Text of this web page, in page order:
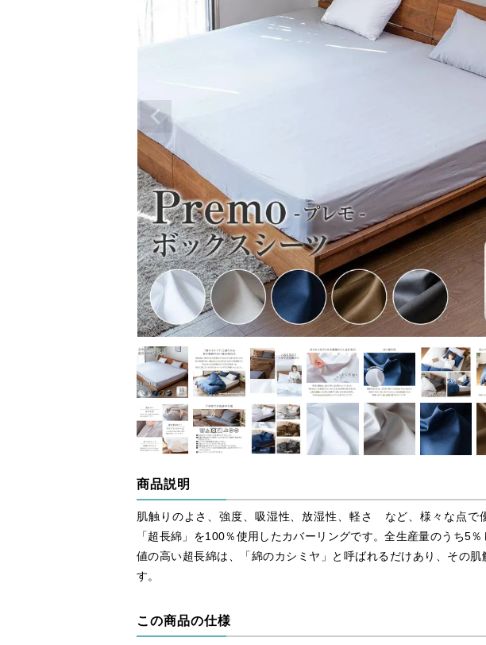
商品説明
肌触りのよさ、強度、吸湿性、放湿性、軽さ など、様々な点で
「超長綿」を100％使用したカバーリングです。全生産量のうち5
値の高い超長綿は、「綿のカシミヤ」と呼ばれるだけあり、その肌
す。
この商品の仕様